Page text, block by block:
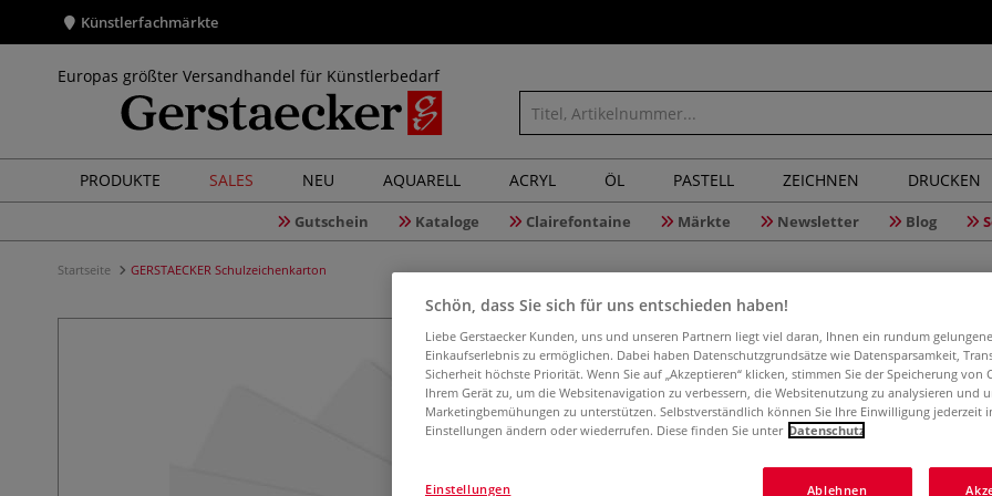
Künstlerfachmärkte
Europas größter Versandhandel für Künstlerbedarf
PRODUKTE SALES NEU AQUARELL ACRYL ÖL PASTELL ZEICHNEN DRUCKEN
Gutschein Kataloge Clairefontaine Märkte Newsletter Blog
Startseite GERSTAECKER Schulzeichenkarton
Schön, dass Sie sich für uns entschieden haben!
Liebe Gerstaecker Kunden, uns und unseren Partnern liegt viel daran, Ihnen ein rundum
Einkaufserlebnis zu ermöglichen. Dabei haben Datenschutzgrundsätze wie Datensparsamkeit,
Sicherheit höchste Priorität. Wenn Sie auf „Akzeptieren“ klicken, stimmen Sie der Speicherung von
Ihrem Gerät zu, um die Websitenavigation zu verbessern, die Websitenutzung zu analysieren und
Marketingbemühungen zu unterstützen. Selbstverständlich können Sie Ihre Einwilligung jederzeit
Einstellungen ändern oder wiederrufen. Diese finden Sie unter Datenschutz
Ablehnen
Einstellungen